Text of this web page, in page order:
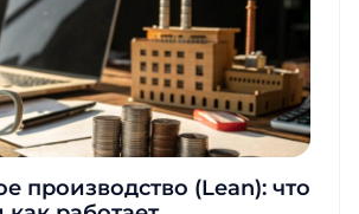
производство (Lean): что